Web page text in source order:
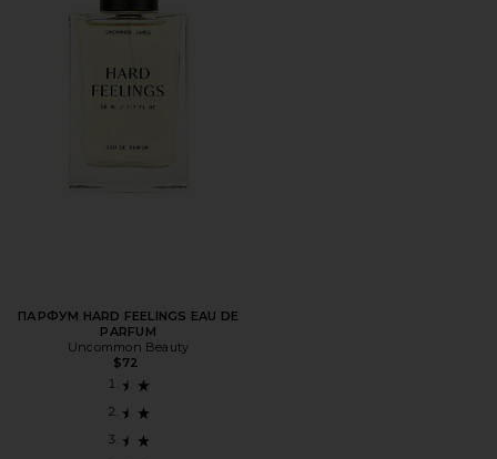
ПАРФУМ HARD FEELINGS EAU DE
PARFUM
Uncommon Beauty
$72